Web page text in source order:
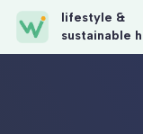
lifestyle &
sustainable